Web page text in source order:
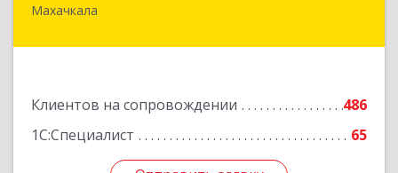
Махачкала
Клиентов на сопровождении
486
1С:Специалист
65
367030, Дагестан Респ, Махачкала г, И.Казака